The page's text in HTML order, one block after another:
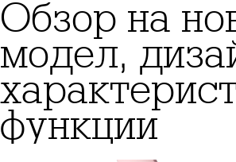
Обзор на
модел,
функции